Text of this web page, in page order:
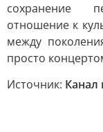
сохранение
отношение к
между
просто
Источник: